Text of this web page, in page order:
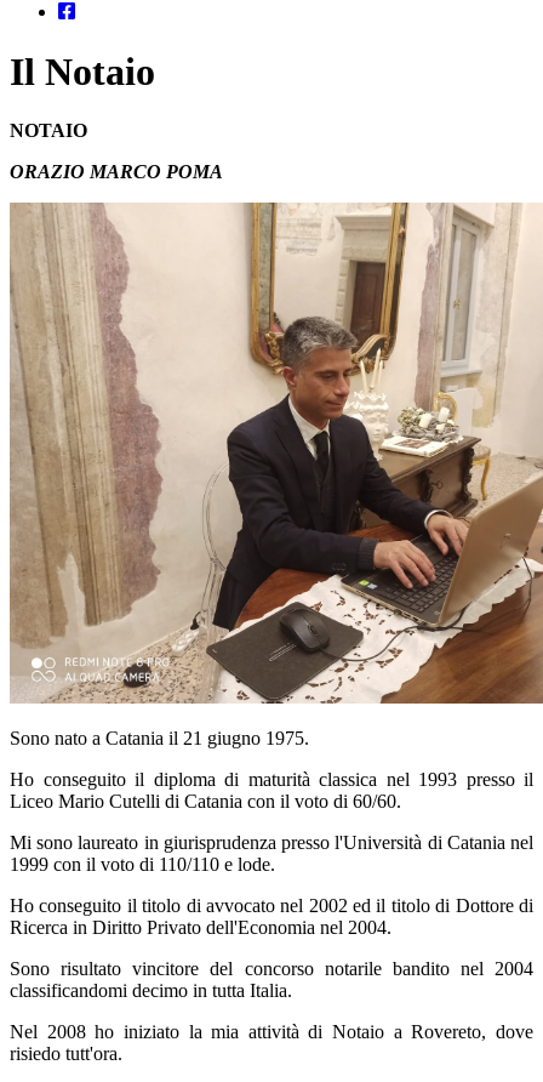
Il Notaio
NOTAIO
ORAZIO MARCO POMA
Sono nato a Catania il 21 giugno 1975.
Ho conseguito il diploma di maturità classica nel 1993 presso il
Liceo Mario Cutelli di Catania con il voto di 60/60.
Mi sono laureato in giurisprudenza presso l'Università di Catania nel
1999 con il voto di 110/110 e lode.
Ho conseguito il titolo di avvocato nel 2002 ed il titolo di Dottore di
Ricerca in Diritto Privato dell'Economia nel 2004.
Sono risultato vincitore del concorso notarile bandito nel 2004
classificandomi decimo in tutta Italia.
Nel 2008 ho iniziato la mia attività di Notaio a Rovereto, dove
risiedo tutt'ora.